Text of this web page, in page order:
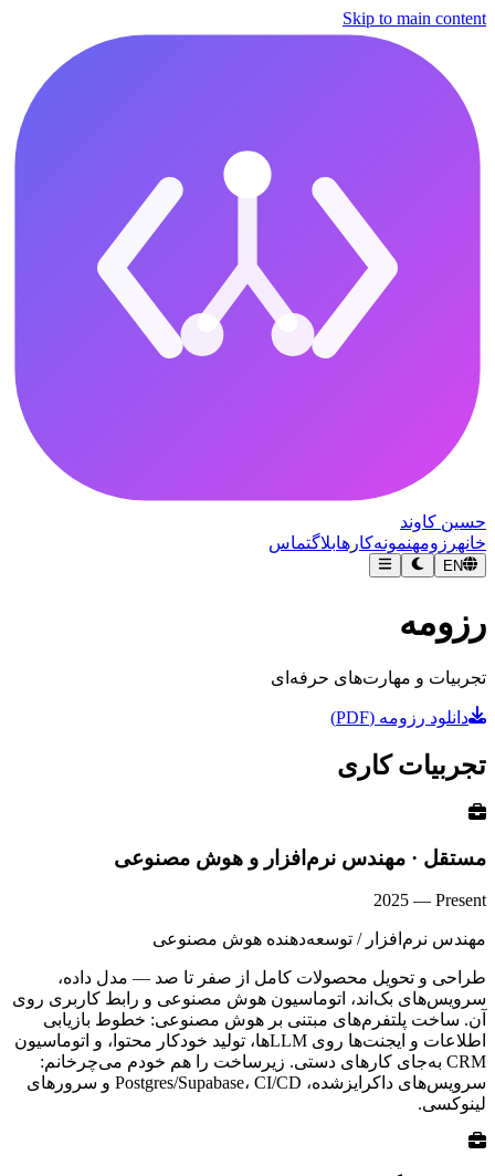
Skip to main content
حسین کاوند
خانهرزومهنمونه‌کارهابلاگتماس
EN
رزومه
تجربیات و مهارت‌های حرفه‌ای
دانلود رزومه (PDF)
تجربیات کاری
مستقل · مهندس نرم‌افزار و هوش مصنوعی
2025 — Present
مهندس نرم‌افزار / توسعه‌دهنده هوش مصنوعی
طراحی و تحویل محصولات کامل از صفر تا صد — مدل داده،
سرویس‌های بک‌اند، اتوماسیون هوش مصنوعی و رابط کاربری روی
آن. ساخت پلتفرم‌های مبتنی بر هوش مصنوعی: خطوط بازیابی
اطلاعات و ایجنت‌ها روی LLMها، تولید خودکار محتوا، و اتوماسیون
CRM به‌جای کارهای دستی. زیرساخت را هم خودم می‌چرخانم:
سرویس‌های داکرایزشده، Postgres/Supabase، CI/CD و سرورهای
لینوکسی.